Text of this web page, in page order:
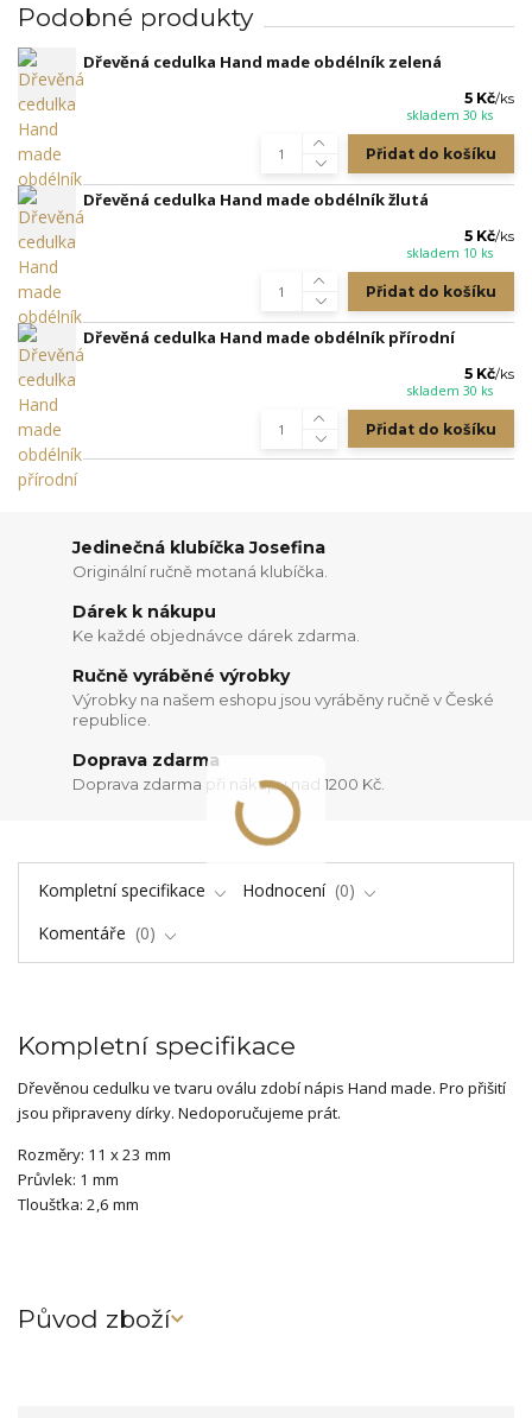
Podobné produkty
Dřevěná cedulka Hand made obdélník zelená
5 Kč/ks
skladem 30 ks
Přidat do košíku
Dřevěná cedulka Hand made obdélník žlutá
5 Kč/ks
skladem 10 ks
Přidat do košíku
Dřevěná cedulka Hand made obdélník přírodní
5 Kč/ks
skladem 30 ks
Přidat do košíku
Jedinečná klubíčka Josefina
Originální ručně motaná klubíčka.
Dárek k nákupu
Ke každé objednávce dárek zdarma.
Ručně vyráběné výrobky
Výrobky na našem eshopu jsou vyráběny ručně v České
republice.
Doprava zdarma
Doprava zdarma při nákupu nad 1200 Kč.
Kompletní specifikace Hodnocení
0
Komentáře
0
Kompletní specifikace
Dřevěnou cedulku ve tvaru oválu zdobí nápis Hand made. Pro přišití
jsou připraveny dírky. Nedoporučujeme prát.
Rozměry: 11 x 23 mm
Průvlek: 1 mm
Tloušťka: 2,6 mm
Původ zboží